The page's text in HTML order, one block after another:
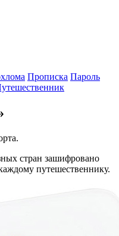
Прописка Пароль
стран зашифровано
путешественнику.